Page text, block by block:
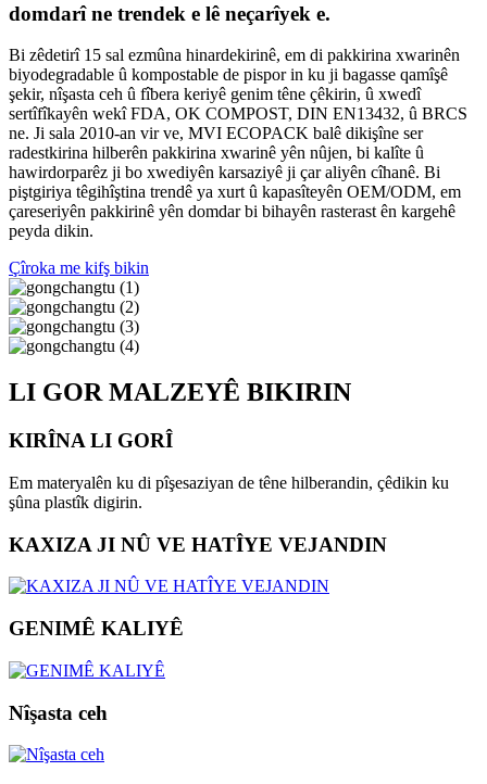
domdarî ne trendek e lê neçarîyek e.
Bi zêdetirî 15 sal ezmûna hinardekirinê, em di pakkirina xwarinên
biyodegradable û kompostable de pispor in ku ji bagasse qamîşê
şekir, nîşasta ceh û fîbera keriyê genim têne çêkirin, û xwedî
sertîfîkayên wekî FDA, OK COMPOST, DIN EN13432, û BRCS
ne. Ji sala 2010-an vir ve, MVI ECOPACK balê dikişîne ser
radestkirina hilberên pakkirina xwarinê yên nûjen, bi kalîte û
hawirdorparêz ji bo xwediyên karsaziyê ji çar aliyên cîhanê. Bi
piştgiriya têgihîştina trendê ya xurt û kapasîteyên OEM/ODM, em
çareseriyên pakkirinê yên domdar bi bihayên rasterast ên kargehê
peyda dikin.
Çîroka me kifş bikin
LI GOR MALZEYÊ BIKIRIN
KIRÎNA LI GORÎ
Em materyalên ku di pîşesaziyan de têne hilberandin, çêdikin ku
şûna plastîk digirin.
KAXIZA JI NÛ VE HATÎYE VEJANDIN
GENIMÊ KALIYÊ
Nîşasta ceh